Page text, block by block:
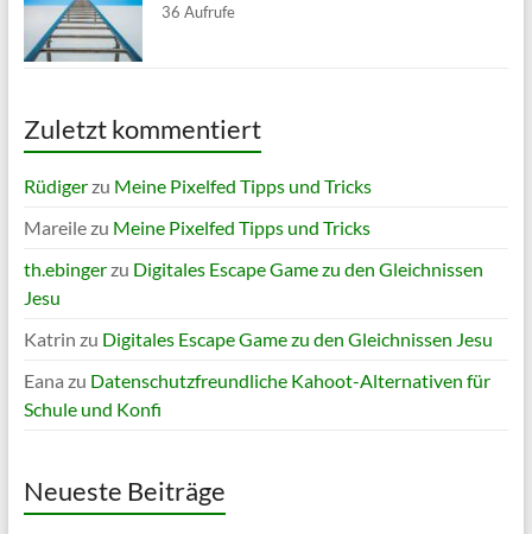
36 Aufrufe
Zuletzt kommentiert
Rüdigerzu Meine Pixelfed Tipps und Tricks
Mareilezu Meine Pixelfed Tipps und Tricks
th.ebingerzu Digitales Escape Game zu den Gleichnissen
Jesu
Katrin zu Digitales Escape Game zu den Gleichnissen Jesu
Eana zu Datenschutzfreundliche Kahoot-Alternativen für
Schule und Konfi
Neueste Beiträge